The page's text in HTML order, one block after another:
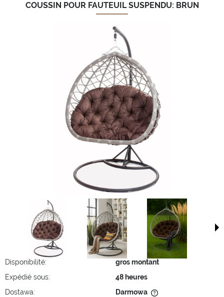
COUSSIN POUR FAUTEUIL SUSPENDU: BRUN
Disponibilité:
gros montant
Expédié sous:
48 heures
Dostawa:
Darmowa